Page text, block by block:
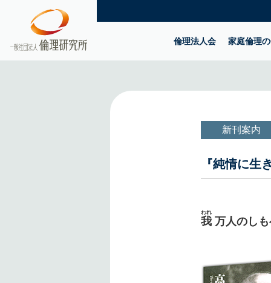
倫理法人会 家庭倫理
新刊案内
『純情に生
我
われ
万人のし